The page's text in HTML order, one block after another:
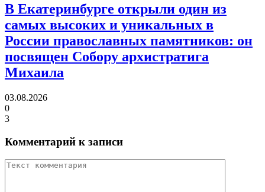
В Екатеринбурге открыли один из
самых высоких и уникальных в
России православных памятников: он
посвящен Собору архистратига
Михаила
03.08.2026
0
3
Комментарий к записи